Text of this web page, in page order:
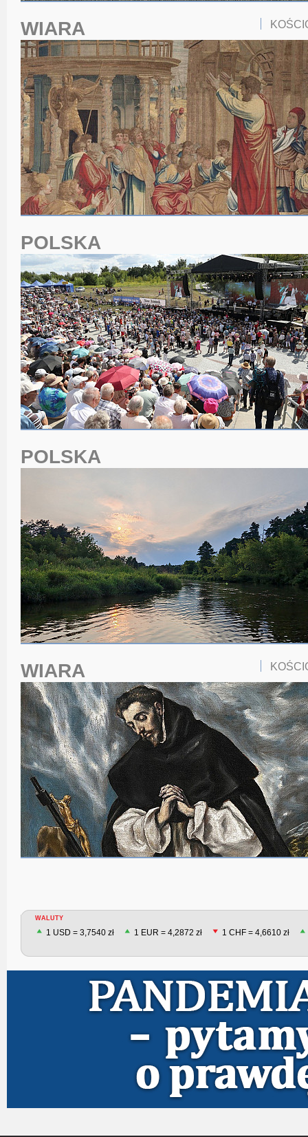
WIARA
POLSKA
POLSKA
WIARA
WALUTY
1 USD = 3,7540 zł 1 EUR = 4,2872 zł 1 CHF = 4,6610 zł